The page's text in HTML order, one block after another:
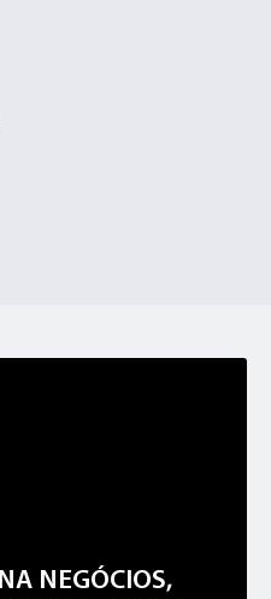
NEGÓCIOS,